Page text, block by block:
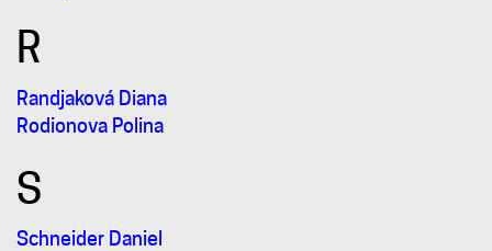
R
Randjaková Diana
Rodionova Polina
S
Schneider Daniel